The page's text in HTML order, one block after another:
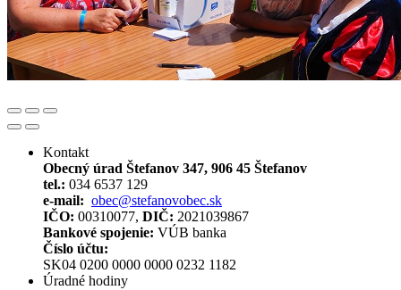
Kontakt
Obecný úrad Štefanov 347, 906 45 Štefanov
tel.: 034 6537 129
e-mail: obec@stefanovobec.sk
IČO: 00310077, DIČ: 2021039867
Bankové spojenie: VÚB banka
Číslo účtu:
SK04 0200 0000 0000 0232 1182
Úradné hodiny